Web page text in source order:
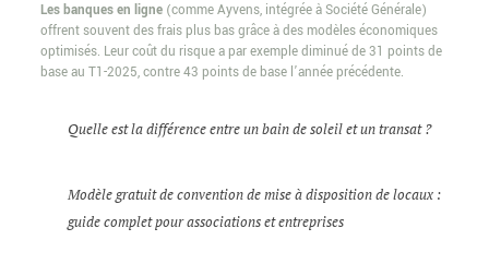
Les banques en ligne(comme Ayvens, intégrée à Société Générale)
offrent souvent des frais plus bas grâce à des modèles économiques
optimisés. Leur coût du risque a par exemple diminué de 31 points de
base au T1-2025, contre 43 points de base l’année précédente.
Quelle est la différence entre un bain de soleil et un transat ?
Modèle gratuit de convention de mise à disposition de locaux :
guide complet pour associations et entreprises